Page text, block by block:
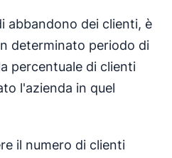
abbandono dei clienti, è
determinato periodo di
percentuale di clienti
l'azienda in quel
il numero di clienti